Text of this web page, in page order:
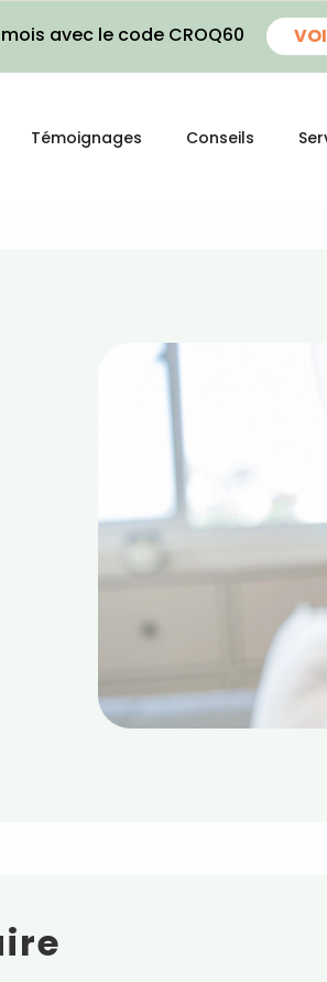
avec le code CROQ60
Témoignages Conseils